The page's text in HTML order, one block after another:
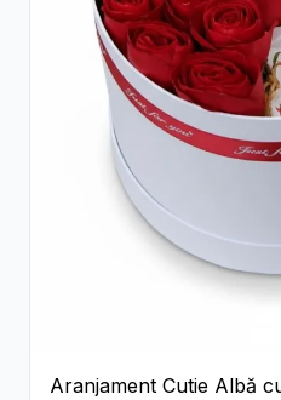
Aranjament Cutie Albă